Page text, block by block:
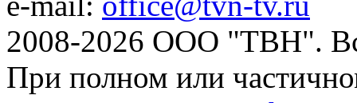
2008-2026 ООО "ТВН".
При полном или